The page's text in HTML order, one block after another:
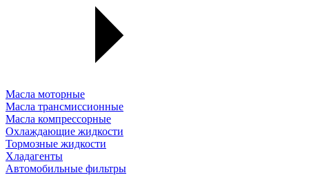
Масла моторные
Масла трансмиссионные
Масла компрессорные
Охлаждающие жидкости
Тормозные жидкости
Хладагенты
Автомобильные фильтры